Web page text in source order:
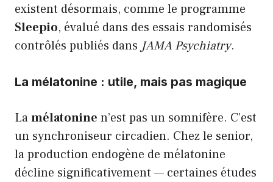
existent désormais, comme le programme
Sleepio, évalué dans des essais randomisés
contrôlés publiés dans JAMA Psychiatry.
La mélatonine : utile, mais pas magique
Lamélatonine n’est pas un somnifère. C’est
un synchroniseur circadien. Chez le senior,
la production endogène de mélatonine
décline significativement — certaines études